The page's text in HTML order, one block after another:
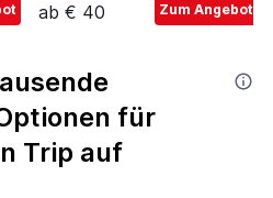
ab € 40
Zum Angebot
für
Trip auf